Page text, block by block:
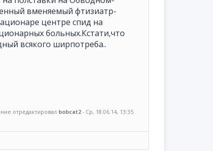
вменяемый фтизиатр-
центре спид на
больных.Кстати,что
всякого ширпотреба..
отредактировал bobcat2 - Ср, 18.06.14, 13:35